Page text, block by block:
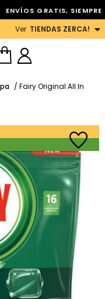
ENVÍOS GRATIS, SIEMPRE
Ver TIENDAS ZERCA!
/ Fairy Original All In